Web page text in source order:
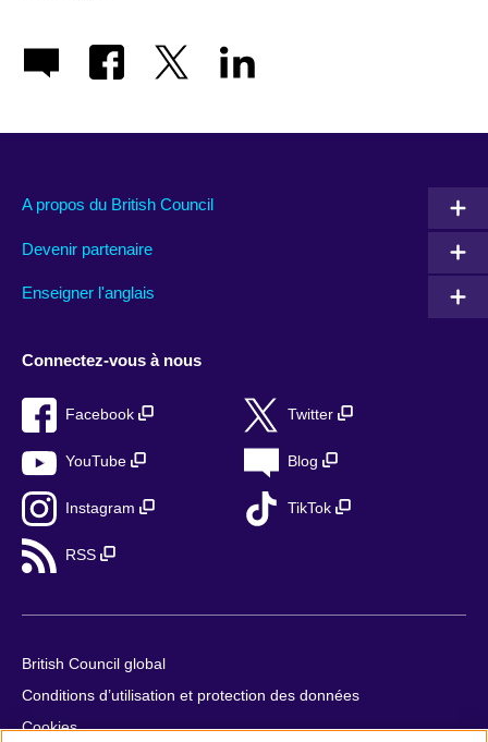
A propos du British Council
Devenir partenaire
Enseigner l'anglais
Connectez-vous à nous
Facebook Twitter
YouTube Blog
Instagram TikTok
RSS
British Council global
Conditions d’utilisation et protection des données
Cookies